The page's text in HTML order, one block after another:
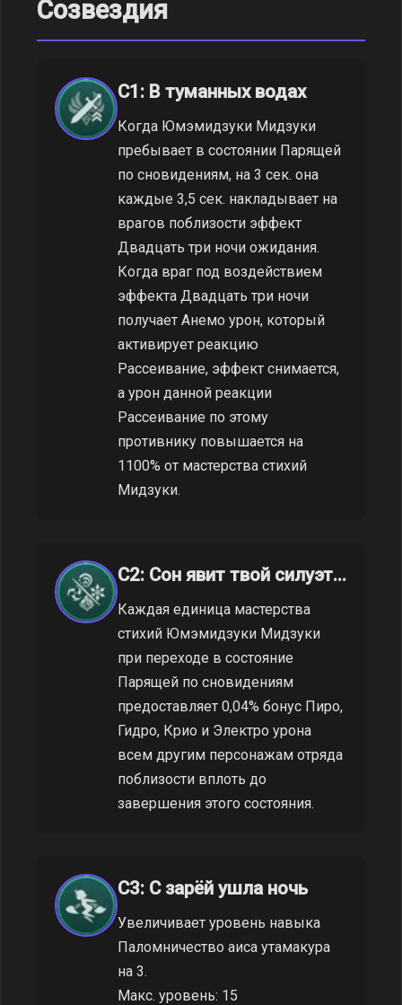
Созвездия
C1: В туманных водах
Когда Юмэмидзуки Мидзуки
пребывает в состоянии Парящей
по сновидениям, на 3 сек. она
каждые 3,5 сек. накладывает на
врагов поблизости эффект
Двадцать три ночи ожидания.
Когда враг под воздействием
эффекта Двадцать три ночи
получает Анемо урон, который
активирует реакцию
Рассеивание, эффект снимается,
а урон данной реакции
Рассеивание по этому
противнику повышается на
1100% от мастерства стихий
Мидзуки.
C2: Сон явит твой силуэт...
Каждая единица мастерства
стихий Юмэмидзуки Мидзуки
при переходе в состояние
Парящей по сновидениям
предоставляет 0,04% бонус Пиро,
Гидро, Крио и Электро урона
всем другим персонажам отряда
поблизости вплоть до
завершения этого состояния.
C3: С зарёй ушла ночь
Увеличивает уровень навыка
Паломничество аиса утамакура
на 3.
Макс. уровень: 15